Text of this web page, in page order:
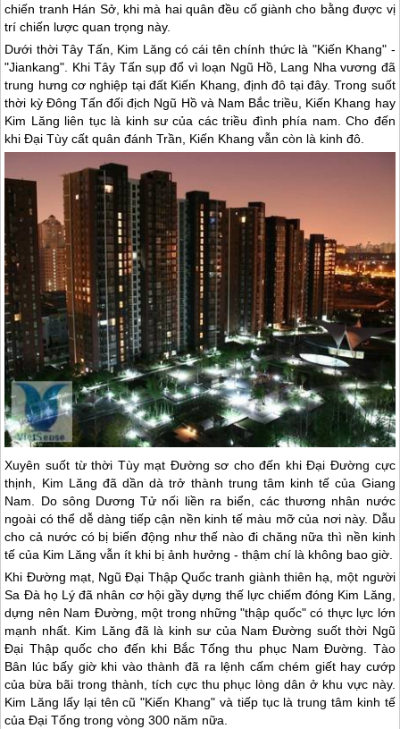
chiến tranh Hán Sở, khi mà hai quân đều cố giành cho bằng được vị
trí chiến lược quan trọng này.
Dưới thời Tây Tấn, Kim Lăng có cái tên chính thức là "Kiến Khang" -
"Jiankang". Khi Tây Tấn sụp đổ vì loạn Ngũ Hồ, Lang Nha vương đã
trung hưng cơ nghiệp tại đất Kiến Khang, định đô tại đây. Trong suốt
thời kỳ Đông Tấn đối địch Ngũ Hồ và Nam Bắc triều, Kiến Khang hay
Kim Lăng liên tục là kinh sư của các triều đình phía nam. Cho đến
khi Đại Tùy cất quân đánh Trần, Kiến Khang vẫn còn là kinh đô.
Xuyên suốt từ thời Tùy mạt Đường sơ cho đến khi Đại Đường cực
thịnh, Kim Lăng đã dần dà trở thành trung tâm kinh tế của Giang
Nam. Do sông Dương Tử nối liền ra biển, các thương nhân nước
ngoài có thể dễ dàng tiếp cận nền kinh tế màu mỡ của nơi này. Dẫu
cho cả nước có bị biến động như thế nào đi chăng nữa thì nền kinh
tế của Kim Lăng vẫn ít khi bị ảnh hưởng - thậm chí là không bao giờ.
Khi Đường mạt, Ngũ Đại Thập Quốc tranh giành thiên hạ, một người
Sa Đà họ Lý đã nhân cơ hội gầy dựng thế lực chiếm đóng Kim Lăng,
dựng nên Nam Đường, một trong những "thập quốc" có thực lực lớn
mạnh nhất. Kim Lăng đã là kinh sư của Nam Đường suốt thời Ngũ
Đại Thập quốc cho đến khi Bắc Tống thu phục Nam Đường. Tào
Bân lúc bấy giờ khi vào thành đã ra lệnh cấm chém giết hay cướp
của bừa bãi trong thành, tích cực thu phục lòng dân ở khu vực này.
Kim Lăng lấy lại tên cũ "Kiến Khang" và tiếp tục là trung tâm kinh tế
của Đại Tống trong vòng 300 năm nữa.